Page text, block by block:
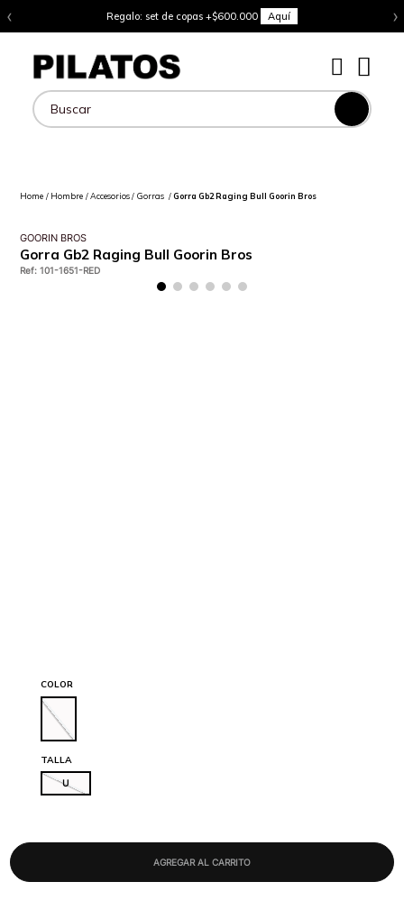
‹ Regalo: set de copas +$600.000 Aquí ›
Buscar
Hombre Accesorios Gorras Gorra Gb2 Raging Bull Goorin Bros
GOORIN BROS
Gorra Gb2 Raging Bull Goorin Bros
Ref:101-1651-RED
TALLA
U
COLOR